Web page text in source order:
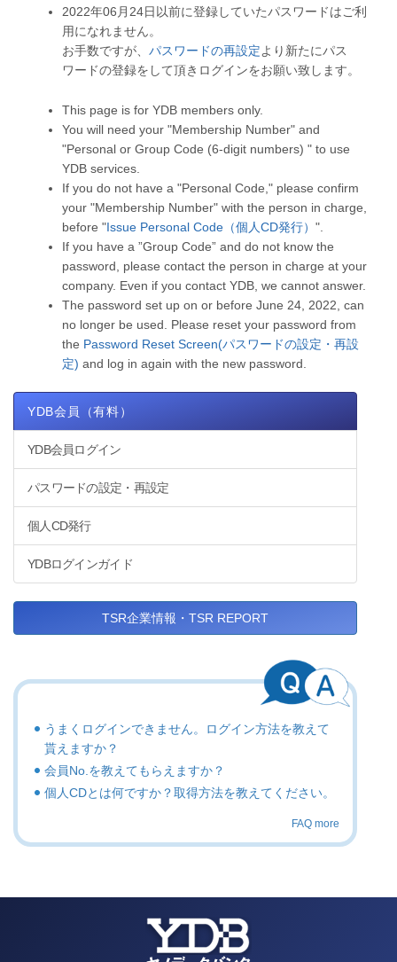
2022年06月24日以前に登録していたパスワードはご利
用になれません。
お手数ですが、 パスワードの再設定より新たにパス
ワードの登録をして頂きログインをお願い致します。
This page is for YDB members only.
You will need your "Membership Number" and
"Personal or Group Code (6-digit numbers) " to use
YDB services.
If you do not have a "Personal Code," please confirm
your "Membership Number" with the person in charge,
before "Issue Personal Code（個人CD発行） ".
If you have a ”Group Code” and do not know the
password, please contact the person in charge at your
company. Even if you contact YDB, we cannot answer.
The password set up on or before June 24, 2022, can
no longer be used. Please reset your password from
the Password Reset Screen(パスワードの設定・再設
定) and log in again with the new password.
YDB会員（有料）
YDB会員ログイン
パスワードの設定・再設定
個人CD発行
YDBログインガイド
TSR企業情報・TSR REPORT
うまくログインできません。ログイン方法を教えて
貰えますか？
会員No.を教えてもらえますか？
個人CDとは何ですか？取得方法を教えてください。
FAQ more